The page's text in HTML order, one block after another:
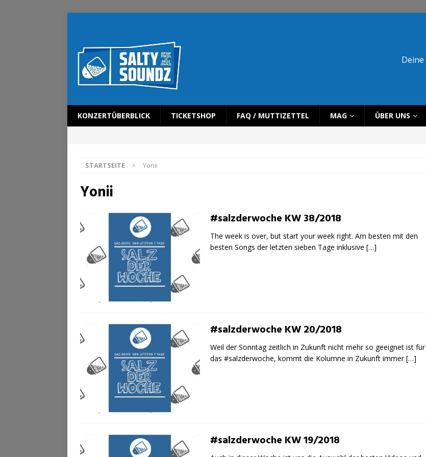
Deine
KONZERTÜBERBLICK TICKETSHOP FAQ / MUTTIZETTEL MAG ÜBER UNS
STARTSEITE Yonii
Yonii
#salzderwoche KW 38/2018
The week is over, but start your week right. Am besten mit den
besten Songs der letzten sieben Tage inklusive […]
#salzderwoche KW 20/2018
Weil der Sonntag zeitlich in Zukunft nicht mehr so geeignet ist für
das #salzderwoche, kommt die Kolumne in Zukunft immer[…]
#salzderwoche KW 19/2018